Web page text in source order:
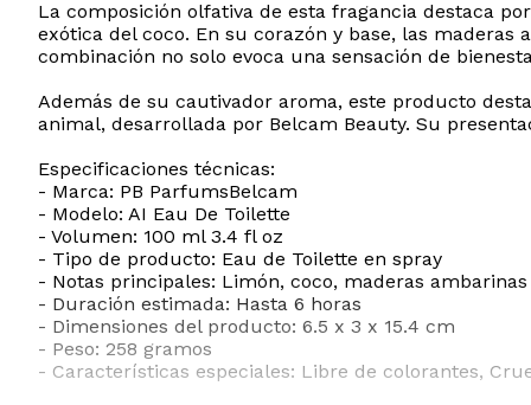
La composición olfativa de esta fragancia destaca
exótica del coco. En su corazón y base, las
combinación no solo evoca una sensación de
Además de su cautivador aroma, este producto
animal, desarrollada por Belcam Beauty. Su
Especificaciones técnicas:
- Marca: PB ParfumsBelcam
- Modelo: AI Eau De Toilette
- Volumen: 100 ml 3.4 fl oz
- Tipo de producto: Eau de Toilette en spray
- Notas principales: Limón, coco, maderas
- Duración estimada: Hasta 6 horas
- Dimensiones del producto: 6.5 x 3 x 15.4 cm
- Peso: 258 gramos
- Características especiales: Libre de colorantes,